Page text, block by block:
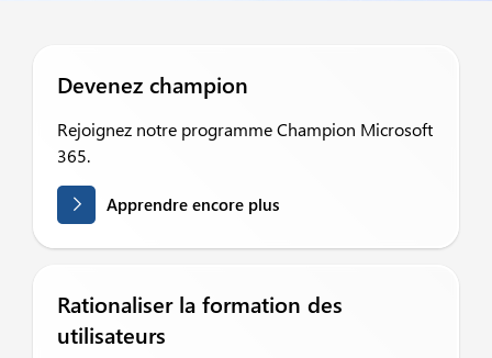
Devenez champion
Rejoignez notre programme Champion Microsoft
365.
Apprendre encore plus
Rationaliser la formation des
utilisateurs